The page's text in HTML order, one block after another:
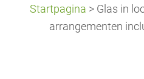
Startpagina > Glas in
arrangementen